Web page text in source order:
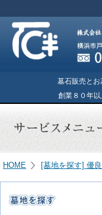
墓石販売と
創業８０年
HOME [墓地を探す] 優